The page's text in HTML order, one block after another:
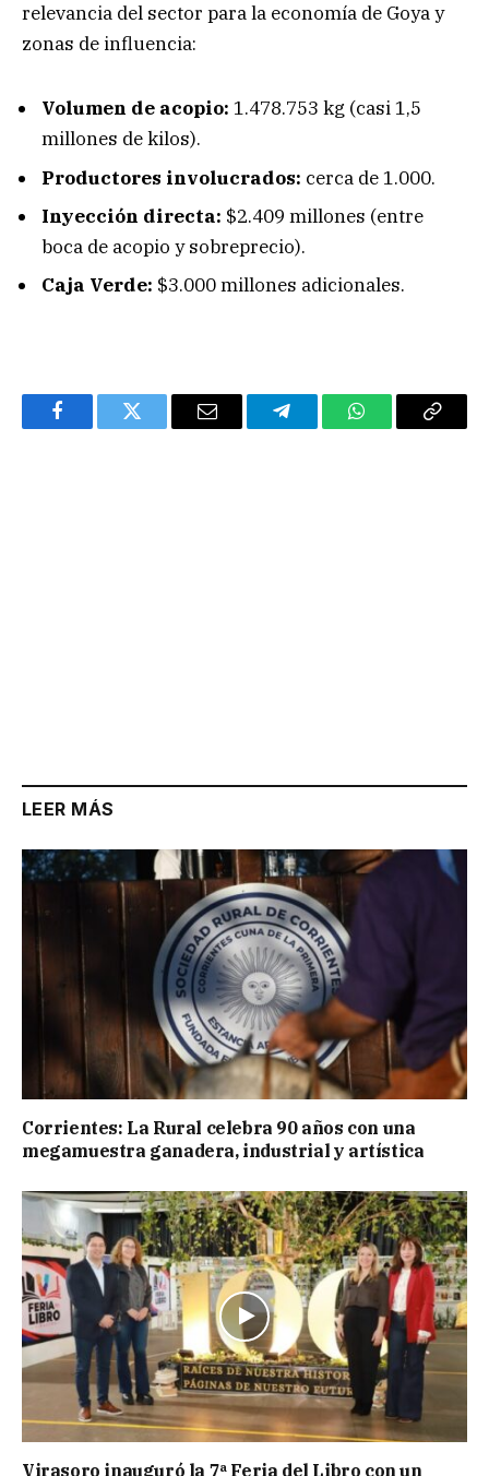
relevancia del sector para la economía de Goya y
zonas de influencia:
Volumen de acopio: 1.478.753 kg (casi 1,5
millones de kilos).
Productores involucrados: cerca de 1.000.
Inyección directa: $2.409 millones (entre
boca de acopio y sobreprecio).
Caja Verde: $3.000 millones adicionales.
FacebookTwitter Email TelegramWhatsAppCopy
LEER MÁS
Corrientes: La Rural celebra 90 años con una
megamuestra ganadera, industrial y artística
Virasoro inauguró la 7ª Feria del Libro con un